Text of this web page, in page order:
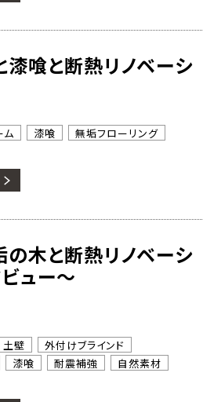
喰と断熱リノベーシ
ム 漆喰
無垢フローリング
木と断熱リノベーシ
ュー～
土壁
外付けブラインド
漆喰 耐震補強
自然素材